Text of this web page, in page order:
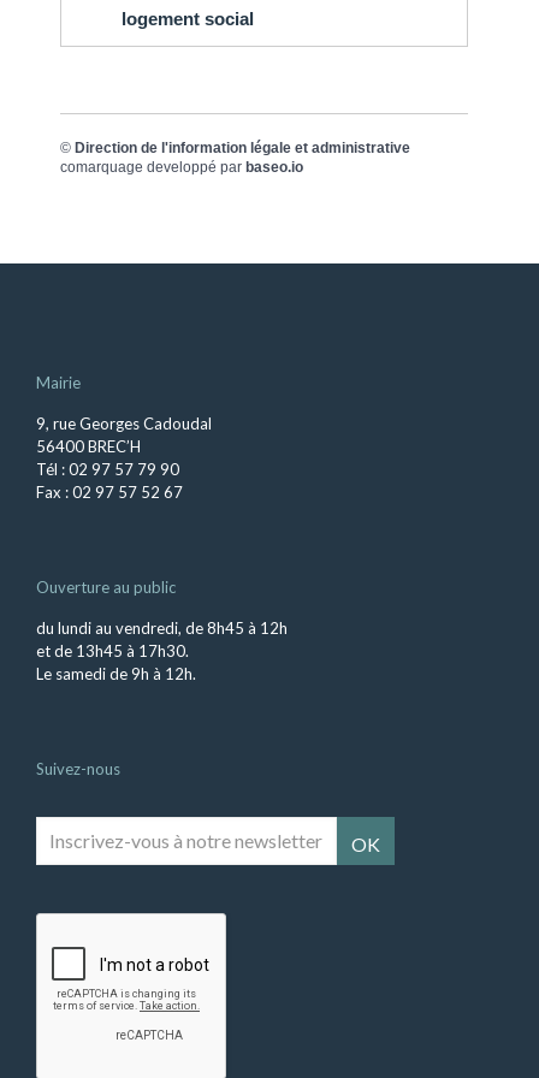
logement social
© Direction de l'information légale et administrative
comarquage developpé par baseo.io
Mairie
9, rue Georges Cadoudal
56400 BREC’H
Tél : 02 97 57 79 90
Fax : 02 97 57 52 67
Ouverture au public
du lundi au vendredi, de 8h45 à 12h
et de 13h45 à 17h30.
Le samedi de 9h à 12h.
Suivez-nous
vous
notre